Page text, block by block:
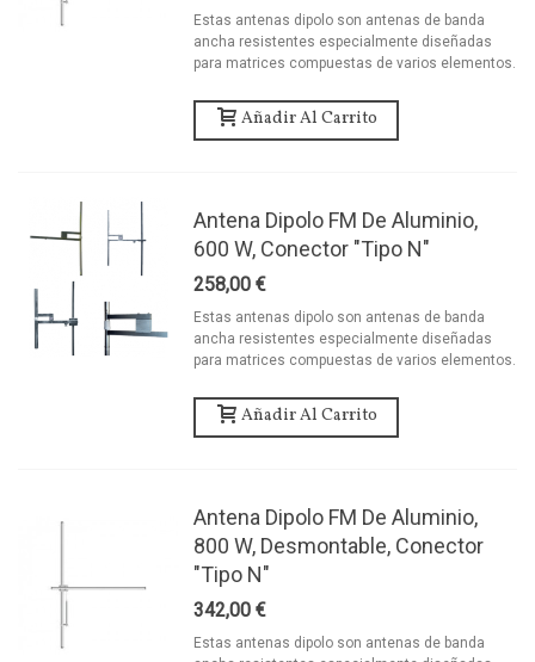
Estas antenas dipolo son antenas de banda
ancha resistentes especialmente diseñadas
para matrices compuestas de varios elementos.
Añadir Al Carrito
Antena Dipolo FM De Aluminio,
600 W, Conector "tipo N"
258,00 €
Estas antenas dipolo son antenas de banda
ancha resistentes especialmente diseñadas
para matrices compuestas de varios elementos.
Añadir Al Carrito
Antena Dipolo FM De Aluminio,
800 W, Desmontable, Conector
"tipo N"
342,00 €
Estas antenas dipolo son antenas de banda